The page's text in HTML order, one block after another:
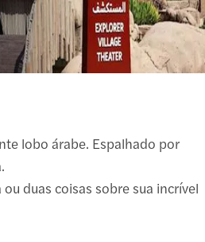
lobo árabe. Espalhado por
duas coisas sobre sua incrível